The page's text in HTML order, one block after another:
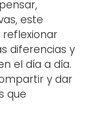
este
diferencias y
el día a día.
y dar
que